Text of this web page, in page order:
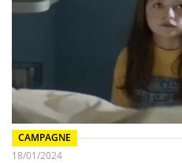
CAMPAGNE
18/01/2024